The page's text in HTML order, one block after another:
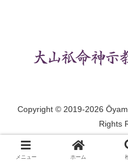
Copyright © 2019-2026
Rights
メニュー ホーム